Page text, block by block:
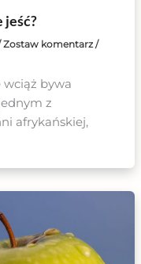
jeść?
Zostaw komentarz /
wciąż bywa
z
afrykańskiej,